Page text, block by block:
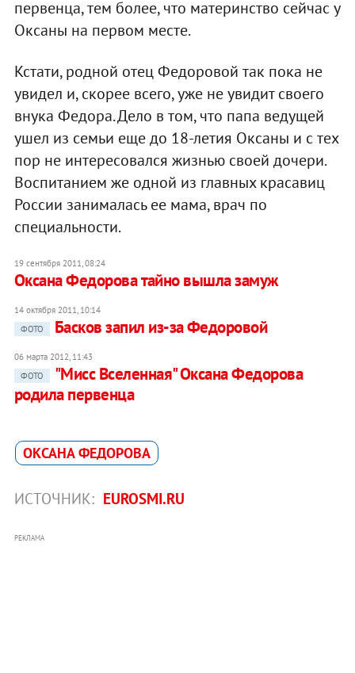
первенца, тем более, что материнство сейчас у
Оксаны на первом месте.
Кстати, родной отец Федоровой так пока не
увидел и, скорее всего, уже не увидит своего
внука Федора. Дело в том, что папа ведущей
ушел из семьи еще до 18-летия Оксаны и с тех
пор не интересовался жизнью своей дочери.
Воспитанием же одной из главных красавиц
России занималась ее мама, врач по
специальности.
19 сентября 2011, 08:24
Оксана Федорова тайно вышла замуж
14 октября 2011, 10:14
ФОТО
Басков запил из-за Федоровой
06 марта 2012, 11:43
ФОТО
"Мисс Вселенная" Оксана Федорова
родила первенца
ОКСАНА ФЕДОРОВА
ИСТОЧНИК: EUROSMI.RU
РЕКЛАМА